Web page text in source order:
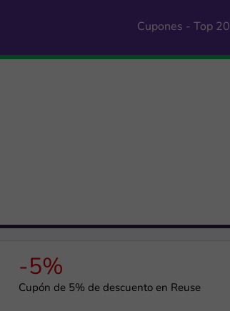
Cupones - Top 20
-5%
Cupón de 5% de descuento en Reuse